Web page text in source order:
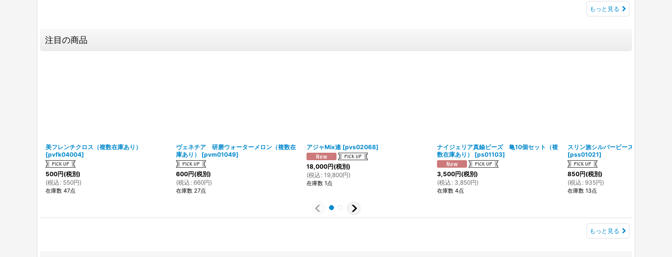
もっと見る
注目の商品
美フレンチクロス（複数在庫あり）
[pvfk04004]
500円(税別)
(税込 : 550円)
在庫数 47点
ヴェネチア 研磨ウォーターメロン（複数在
庫あり）
[pvm01049]
600円(税別)
(税込 : 660円)
在庫数 27点
アジャMix連 [pvs02068]
18,000円(税別)
(税込 : 19,800円)
在庫数 1点
ナイジェリア真鍮ビーズ 亀10個セット（複
数在庫あり）
[ps01103]
3,500円(税別)
(税込 : 3,850円)
在庫数 4点
スリン族シルバービーズ（複数在庫あ
[pss01021]
850円(税別)
(税込 : 935円)
在庫数 13点
もっと見る